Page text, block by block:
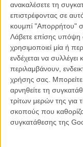
ανακαλέσετε τη
επιστρέφοντας σε
κουμπί "Απορρήτου"
Λάβετε επίσης υπόψη
χρησιμοποιεί μία ή
ενδέχεται να
περιλαμβάνουν,
χρήσης σας. Μπορείτε
αρνηθείτε τη
τρίτων μερών της για
σκοπούς που
συγκατάθεσης της
Συνέντευξη
Εγγράψου στο
Θέλω να λαμβάνω τα